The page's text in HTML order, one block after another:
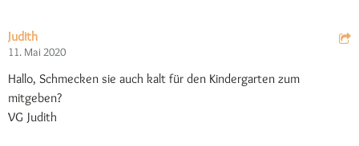
Judith
11. Mai 2020
Hallo, Schmecken sie auch kalt für den Kindergarten zum
mitgeben?
VG Judith